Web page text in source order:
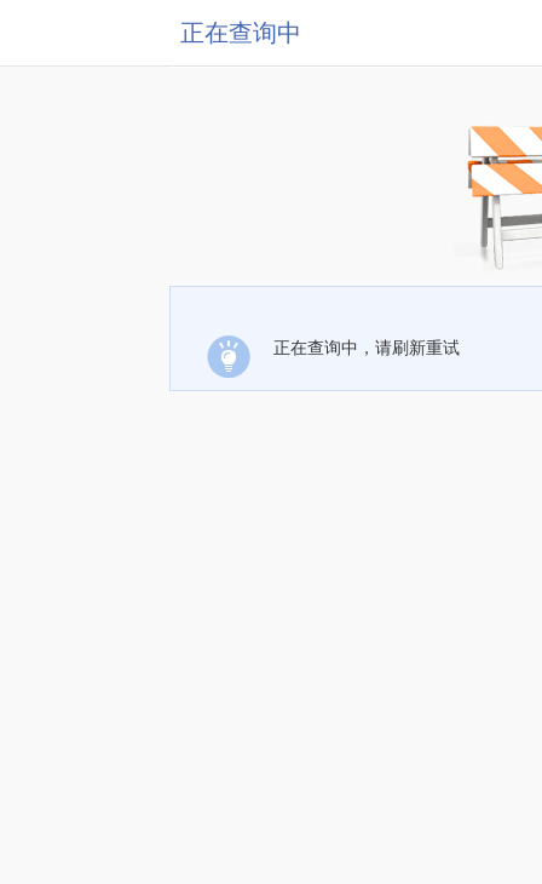
正在查询中
正在查询中，请刷新重试